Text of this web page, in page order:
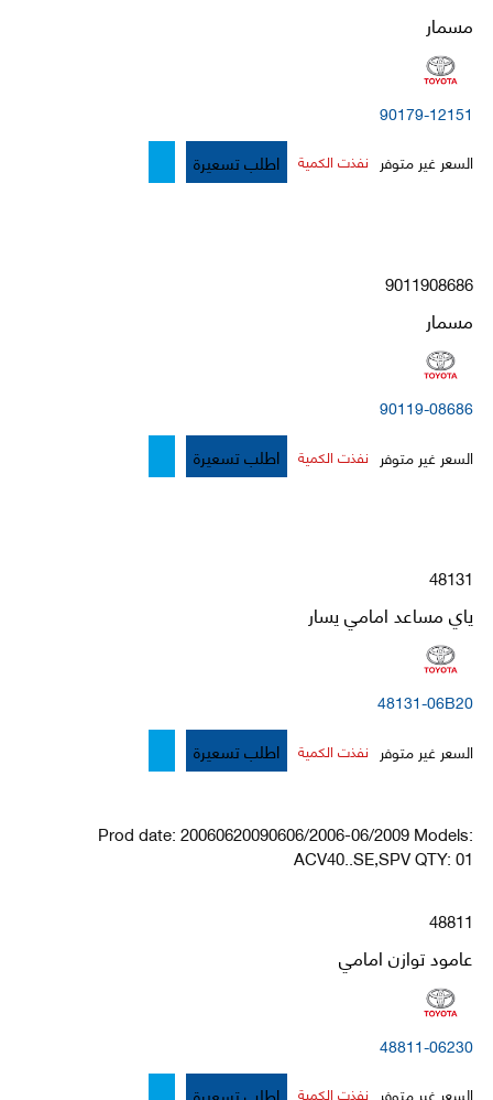
مسمار
90179-12151
السعر غير متوفر نفذت الكمية اطلب تسعيرة
9011908686
مسمار
90119-08686
السعر غير متوفر نفذت الكمية اطلب تسعيرة
48131
ياي مساعد امامي يسار
48131-06B20
السعر غير متوفر نفذت الكمية اطلب تسعيرة
Prod date: 20060620090606/2006-06/2009 Models:
ACV40..SE,SPV QTY: 01
48811
عامود توازن امامي
48811-06230
السعر غير متوفر نفذت الكمية